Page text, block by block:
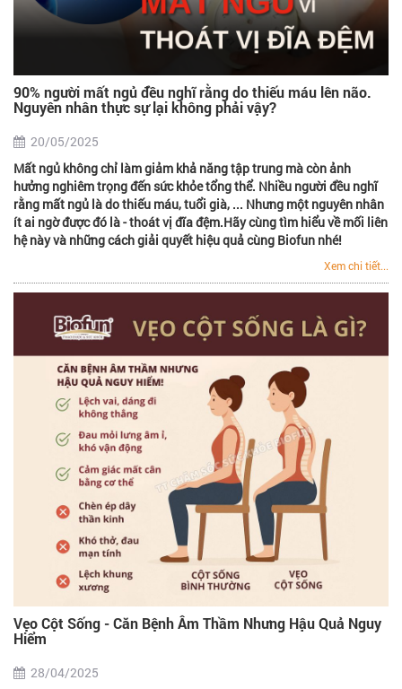
90% người mất ngủ đều nghĩ rằng do thiếu máu lên não.
Nguyên nhân thực sự lại không phải vậy?
20/05/2025
Mất ngủ không chỉ làm giảm khả năng tập trung mà còn ảnh
hưởng nghiêm trọng đến sức khỏe tổng thể. Nhiều người đều nghĩ
rằng mất ngủ là do thiếu máu, tuổi già, ... Nhưng một nguyên nhân
ít ai ngờ được đó là - thoát vị đĩa đệm.Hãy cùng tìm hiểu về mối liên
hệ này và những cách giải quyết hiệu quả cùng Biofun nhé!
Xem chi tiết...
Vẹo Cột Sống - Căn Bệnh Âm Thầm Nhưng Hậu Quả Nguy
Hiểm
28/04/2025